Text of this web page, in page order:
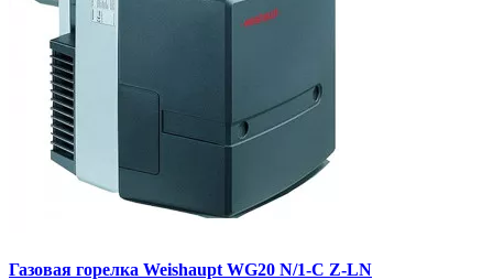
Газовая горелка Weishaupt WG20 N/1-C Z-LN